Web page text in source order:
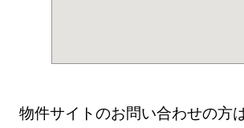
物件サイトのお問い合わせの方